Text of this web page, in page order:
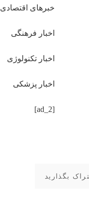
خبرهای اقتصادی
اخبار فرهنگی
اخبار تکنولوژی
اخبار پزشکی
[ad_2]
بگذارید